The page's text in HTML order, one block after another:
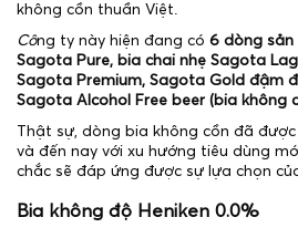
không cồn thuần Việt.
Công ty này hiện đang có 6 dòng sản
Sagota Pure, bia chai nhẹ Sagota
Sagota Premium, Sagota Gold đậm
Sagota Alcohol Free beer (bia không
Thật sự, dòng bia không cồn đã
và đến nay với xu hướng tiêu dùng
chắc sẽ đáp ứng được sự lựa chọn
Bia không độ Heniken 0.0%